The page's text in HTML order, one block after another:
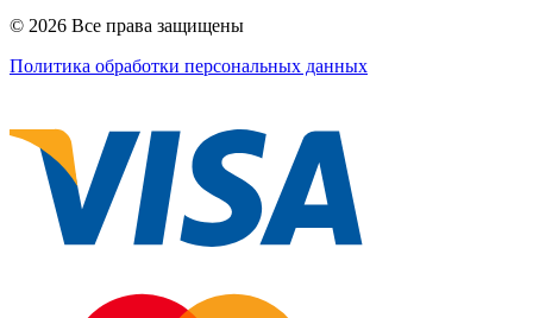
© 2026 Все права защищены
Политика обработки персональных данных